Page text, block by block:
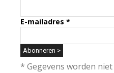
E-mailadres *
* Gegevens worden